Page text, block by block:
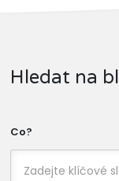
Hledat na
Co?